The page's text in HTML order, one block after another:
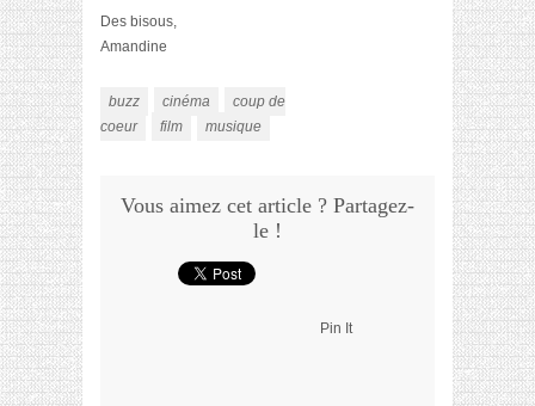
Des bisous,
Amandine
buzz cinéma
coup de
coeur
film musique
Vous aimez cet article ? Partagez-
le !
Pin It